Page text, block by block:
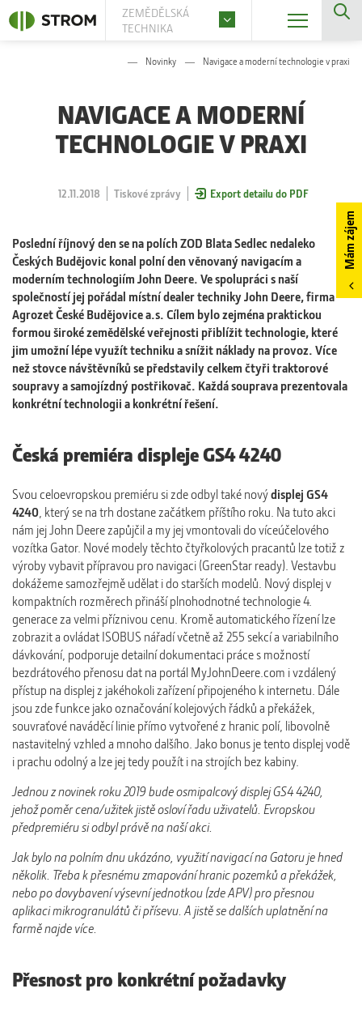
ZEMĚDĚLSKÁ
TECHNIKA
Mám zájem
Novinky Navigace a moderní technologie v praxi
NAVIGACE A MODERNÍ
TECHNOLOGIE V PRAXI
12.11.2018 Tiskové zprávy Export detailu do PDF
Poslední říjnový den se na polích ZOD Blata Sedlec nedaleko
Českých Budějovic konal polní den věnovaný navigacím a
moderním technologiím John Deere. Ve spolupráci s naší
společností jej pořádal místní dealer techniky John Deere, firma
Agrozet České Budějovice a.s. Cílem bylo zejména praktickou
formou široké zemědělské veřejnosti přiblížit technologie, které
jim umožní lépe využít techniku a snížit náklady na provoz. Více
než stovce návštěvníků se představily celkem čtyři traktorové
soupravy a samojízdný postřikovač. Každá souprava prezentovala
konkrétní technologii a konkrétní řešení.
Česká premiéra displeje GS4 4240
Svou celoevropskou premiéru si zde odbyl také novýdisplej GS4
4240, který se na trh dostane začátkem příštího roku. Na tuto akci
nám jej John Deere zapůjčil a my jej vmontovali do víceúčelového
vozítka Gator. Nové modely těchto čtyřkolových pracantů lze totiž z
výroby vybavit přípravou pro navigaci (GreenStar ready). Vestavbu
dokážeme samozřejmě udělat i do starších modelů. Nový displej v
kompaktních rozměrech přináší plnohodnotné technologie 4.
generace za velmi příznivou cenu. Kromě automatického řízení lze
zobrazit a ovládat ISOBUS nářadí včetně až 255 sekcí a variabilního
dávkování, podporuje detailní dokumentaci práce s možností
bezdrátového přenosu dat na portál MyJohnDeere.com i vzdálený
přístup na displej z jakéhokoli zařízení připojeného k internetu. Dále
jsou zde funkce jako označování kolejových řádků a překážek,
souvraťové naváděcí linie přímo vytvořené z hranic polí, libovolně
nastavitelný vzhled a mnoho dalšího. Jako bonus je tento displej vodě
i prachu odolný a lze jej tedy použít i na strojích bez kabiny.
Jednou z novinek roku 2019 bude osmipalcový displej GS4 4240,
jehož poměr cena/užitek jistě osloví řadu uživatelů. Evropskou
předpremiéru si odbyl právě na naší akci.
Jak bylo na polním dnu ukázáno, využití navigací na Gatoru je hned
několik. Třeba k přesnému zmapování hranic pozemků a překážek,
nebo po dovybavení výsevní jednotkou (zde APV) pro přesnou
aplikaci mikrogranulátů či přísevu. A jistě se dalších uplatnění na
farmě najde více.
Přesnost pro konkrétní požadavky